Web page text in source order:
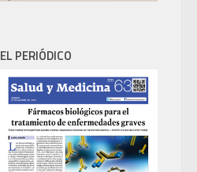
EL PERIÓDICO